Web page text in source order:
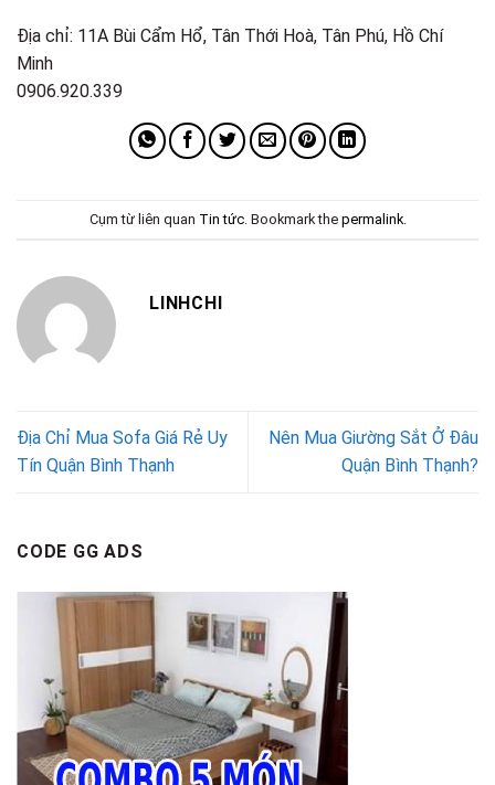
Địa chỉ: 11A Bùi Cẩm Hổ, Tân Thới Hoà, Tân Phú, Hồ Chí
Minh
0906.920.339
Cụm từ liên quan Tin tức. Bookmark the permalink.
LINHCHI
Địa Chỉ Mua Sofa Giá Rẻ Uy
Tín Quận Bình Thạnh
Nên Mua Giường Sắt Ở Đâu
Quận Bình Thạnh?
CODE GG ADS